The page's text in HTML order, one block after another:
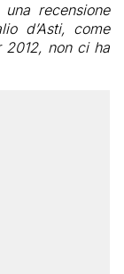
recensione
d’Asti, come
2012, non ci ha